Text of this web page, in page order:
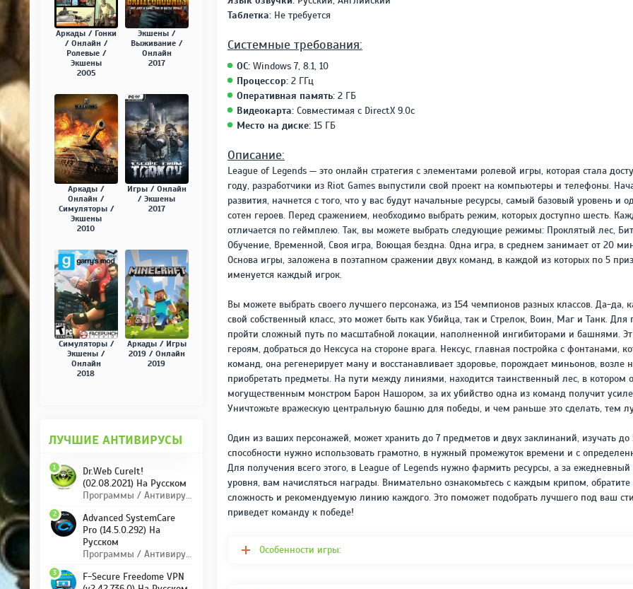
Таблетка: Не требуется
Системные требования:
ОС:Windows 7, 8.1, 10
Процессор:2 ГГц
Оперативная память:2 ГБ
Видеокарта:Совместимая с DirectX 9.0с
Место на диске:15 ГБ
Описание:
League of Legends — это онлайн стратегия с элементами ролевой игры, которая стала
году, разработчики из Riot Games выпустили свой проект на компьютеры и телефоны.
развития, начнется с того, что у вас будут начальные ресурсы, самый базовый уровень и
сотен героев. Перед сражением, необходимо выбрать режим, которых доступно шесть.
отличается по геймплею. Так, вы можете выбрать следующие режимы: Проклятый лес,
Обучение, Временной, Своя игра, Воющая бездна. Одна игра, в среднем занимает от 20
Основа игры, заложена в поэтапном сражении двух команд, в каждой из которых по 5
именуется каждый игрок.
Вы можете выбрать своего лучшего персонажа, из 154 чемпионов разных классов. Да-да,
свой собственный класс, это может быть как Убийца, так и Стрелок, Воин, Маг и Танк.
пройти сложный путь по масштабной локации, наполненной ингибиторами и башнями.
героям, добраться до Нексуса на стороне врага. Нексус, главная постройка с фонтанами,
команд, она регенерирует ману и восстанавливает здоровье, порождает миньонов, возле
приобретать предметы. На пути между линиями, находится таинственный лес, в котором
могущественным монстром Барон Нашором, за их убийство одна из команд получит
Уничтожьте вражескую центральную башню для победы, и чем раньше это сделать, тем
Один из ваших персонажей, может хранить до 7 предметов и двух заклинаний, изучать
способности нужно использовать грамотно, в нужный промежуток времени и с
Для получения всего этого, в League of Legends нужно фармить ресурсы, а за
уровня, вам начисляться награды. Внимательно ознакомьтесь с каждым крипом,
сложность и рекомендуемую линию каждого. Это поможет подобрать лучшего под ваш
приведет команду к победе!
Особенности игры:
Аркады / Гонки
/ Онлайн /
Ролевые /
Экшены
2005
Экшены /
Выживание /
Онлайн
2017
Аркады /
Онлайн /
Симуляторы /
Экшены
2010
Игры / Онлайн
/ Экшены
2017
Симуляторы /
Экшены /
Онлайн
2018
Аркады / Игры
2019 / Онлайн
2019
ЛУЧШИЕ АНТИВИРУСЫ
Dr.Web CureIt!
(02.08.2021) На Русском
Программы / Антивирусы
1
Advanced SystemCare
Pro (14.5.0.292) На
Русском
Программы / Антивирусы
2
F-Secure Freedome VPN
3